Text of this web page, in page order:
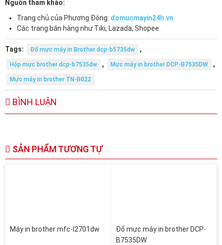
Nguồn tham khảo:
Trang chủ của Phương Đông: domucmayin24h.vn
Các trang bán hàng như Tiki, Lazada, Shopee.
Tags: Đổ mực máy in Brother dcp-b5735dw ,
Hộp mực brother dcp-b7535dw , Mực máy in brother DCP-B7535DW ,
Mực máy in brother TN-B022
BÌNH LUẬN
SẢN PHẨM TƯƠNG TỰ
Máy in brother mfc-l2701dw
Đổ mực máy in brother DCP-
B7535DW